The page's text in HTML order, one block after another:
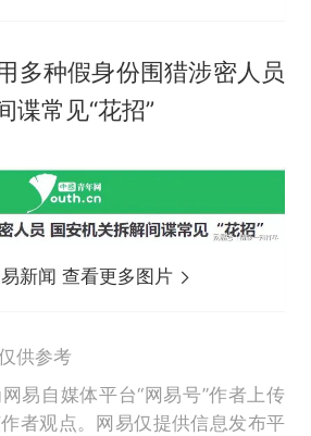
多种假身份围猎涉密人员
谍常见“花招”
新闻 查看更多图片
供参考
易自媒体平台“网易号”作者上传
者观点。网易仅提供信息发布平